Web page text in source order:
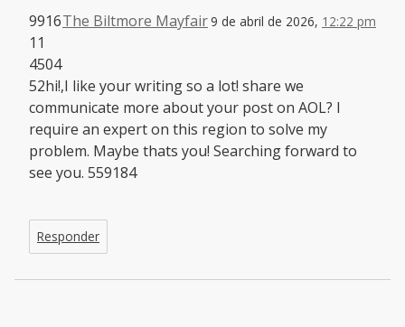
The Biltmore Mayfair9 de abril de 2026, 12:22 pm
9916
11
4504
52hi!,I like your writing so a lot! share we
communicate more about your post on AOL? I
require an expert on this region to solve my
problem. Maybe thats you! Searching forward to
see you. 559184
Responder